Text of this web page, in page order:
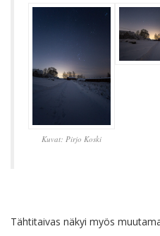
Kuvat: Pirjo Koski
Tähtitaivas näkyi myös